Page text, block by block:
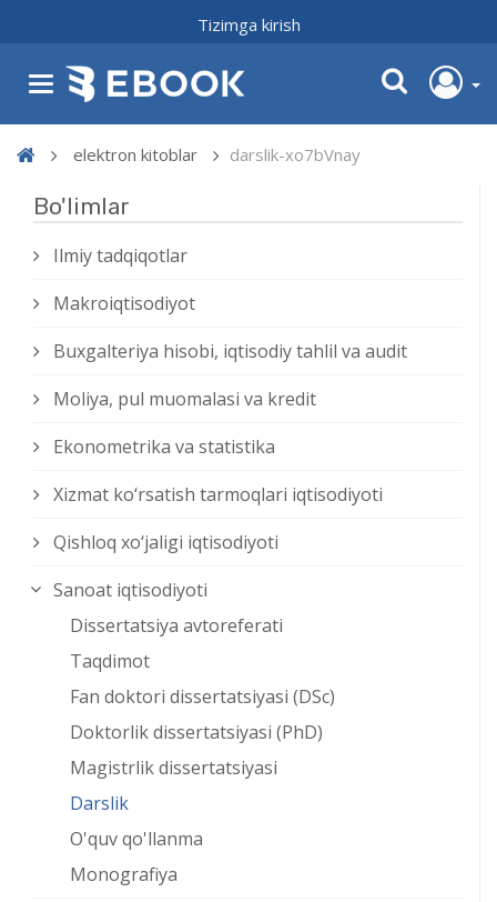
Tizimga kirish
elektron kitoblar darslik-xo7bVnay
Bo'limlar
Ilmiy tadqiqotlar
Makroiqtisodiyot
Buxgalteriya hisobi, iqtisodiy tahlil va audit
Moliya, pul muomalasi va kredit
Ekonometrika va statistika
Xizmat kо‘rsatish tarmoqlari iqtisodiyoti
Qishloq xо‘jaligi iqtisodiyoti
Sanoat iqtisodiyoti
Dissertatsiya avtoreferati
Taqdimot
Fan doktori dissertatsiyasi (DSc)
Doktorlik dissertatsiyasi (PhD)
Magistrlik dissertatsiyasi
Darslik
O'quv qo'llanma
Monografiya